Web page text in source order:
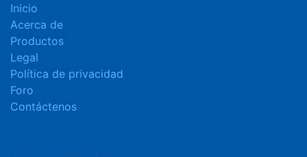
Inicio
Acerca de
Productos
Legal
Política de privacidad
Foro
Contáctenos